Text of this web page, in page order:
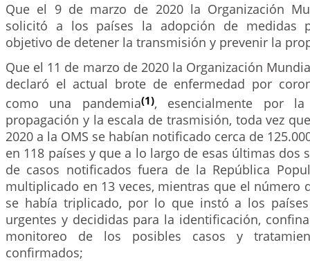
Que el 9 de marzo de 2020 la Organización
solicitó a los países la adopción de medidas
objetivo de detener la transmisión y prevenir la
Que el 11 de marzo de 2020 la Organización
declaró el actual brote de enfermedad por
como una pandemia(1), esencialmente por
propagación y la escala de trasmisión, toda vez
2020 a la OMS se habían notificado cerca de
en 118 países y que a lo largo de esas últimas dos
de casos notificados fuera de la República
multiplicado en 13 veces, mientras que el número
se había triplicado, por lo que instó a los
urgentes y decididas para la identificación,
monitoreo de los posibles casos y
confirmados;